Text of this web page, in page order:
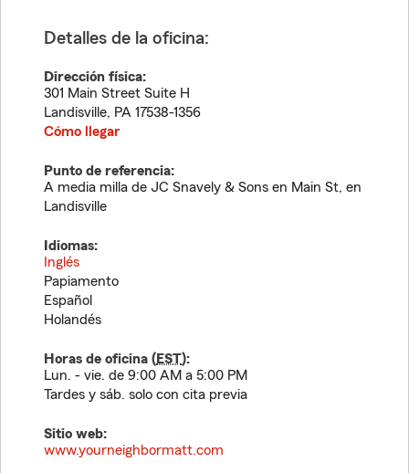
Detalles de la oficina:
Dirección física:
301 Main Street Suite H
Landisville, PA 17538-1356
Cómo llegar
Punto de referencia:
A media milla de JC Snavely & Sons en Main St, en
Landisville
Idiomas:
Inglés
Papiamento
Español
Holandés
Horas de oficina (EST):
Lun. - vie. de 9:00 AM a 5:00 PM
Tardes y sáb. solo con cita previa
Sitio web:
www.yourneighbormatt.com